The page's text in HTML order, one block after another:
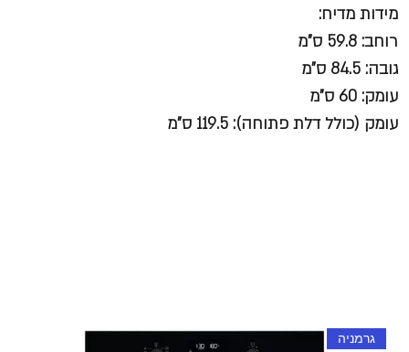
מידות מדיח:
רוחב: 59.8 ס"מ
גובה: 84.5 ס"מ
עומק: 60 ס"מ
עומק (כולל דלת פתוחה): 119.5 ס"מ
גרמניה